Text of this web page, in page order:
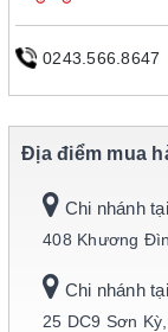
0243.566.8647
Địa điểm mua
Chi nhánh tại
408 Khương
Chi nhánh tại
25 DC9 Sơn